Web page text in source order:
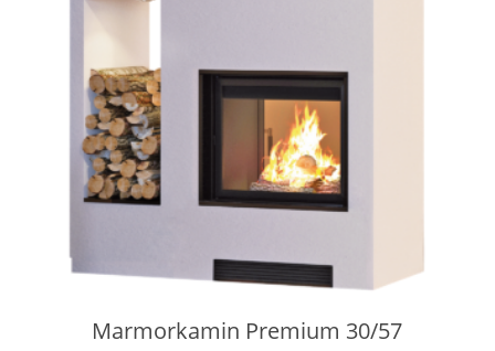
Marmorkamin Premium 30/57